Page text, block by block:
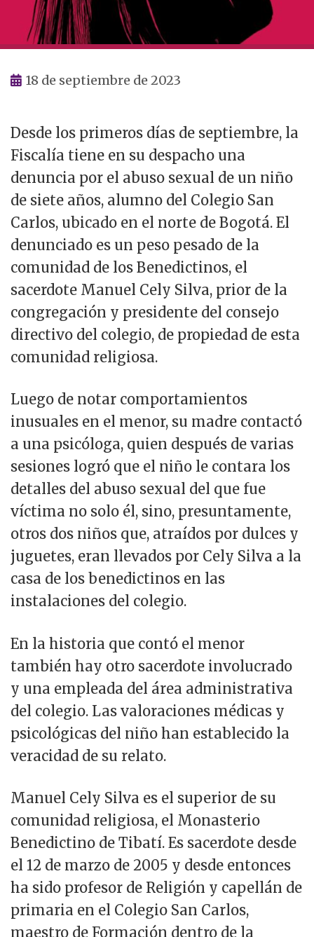
18 de septiembre de 2023
Desde los primeros días de septiembre, la
Fiscalía tiene en su despacho una
denuncia por el abuso sexual de un niño
de siete años, alumno del Colegio San
Carlos, ubicado en el norte de Bogotá. El
denunciado es un peso pesado de la
comunidad de los Benedictinos, el
sacerdote Manuel Cely Silva, prior de la
congregación y presidente del consejo
directivo del colegio, de propiedad de esta
comunidad religiosa.
Luego de notar comportamientos
inusuales en el menor, su madre contactó
a una psicóloga, quien después de varias
sesiones logró que el niño le contara los
detalles del abuso sexual del que fue
víctima no solo él, sino, presuntamente,
otros dos niños que, atraídos por dulces y
juguetes, eran llevados por Cely Silva a la
casa de los benedictinos en las
instalaciones del colegio.
En la historia que contó el menor
también hay otro sacerdote involucrado
y una empleada del área administrativa
del colegio. Las valoraciones médicas y
psicológicas del niño han establecido la
veracidad de su relato.
Manuel Cely Silva es el superior de su
comunidad religiosa, el Monasterio
Benedictino de Tibatí. Es sacerdote desde
el 12 de marzo de 2005 y desde entonces
ha sido profesor de Religión y capellán de
primaria en el Colegio San Carlos,
maestro de Formación dentro de la